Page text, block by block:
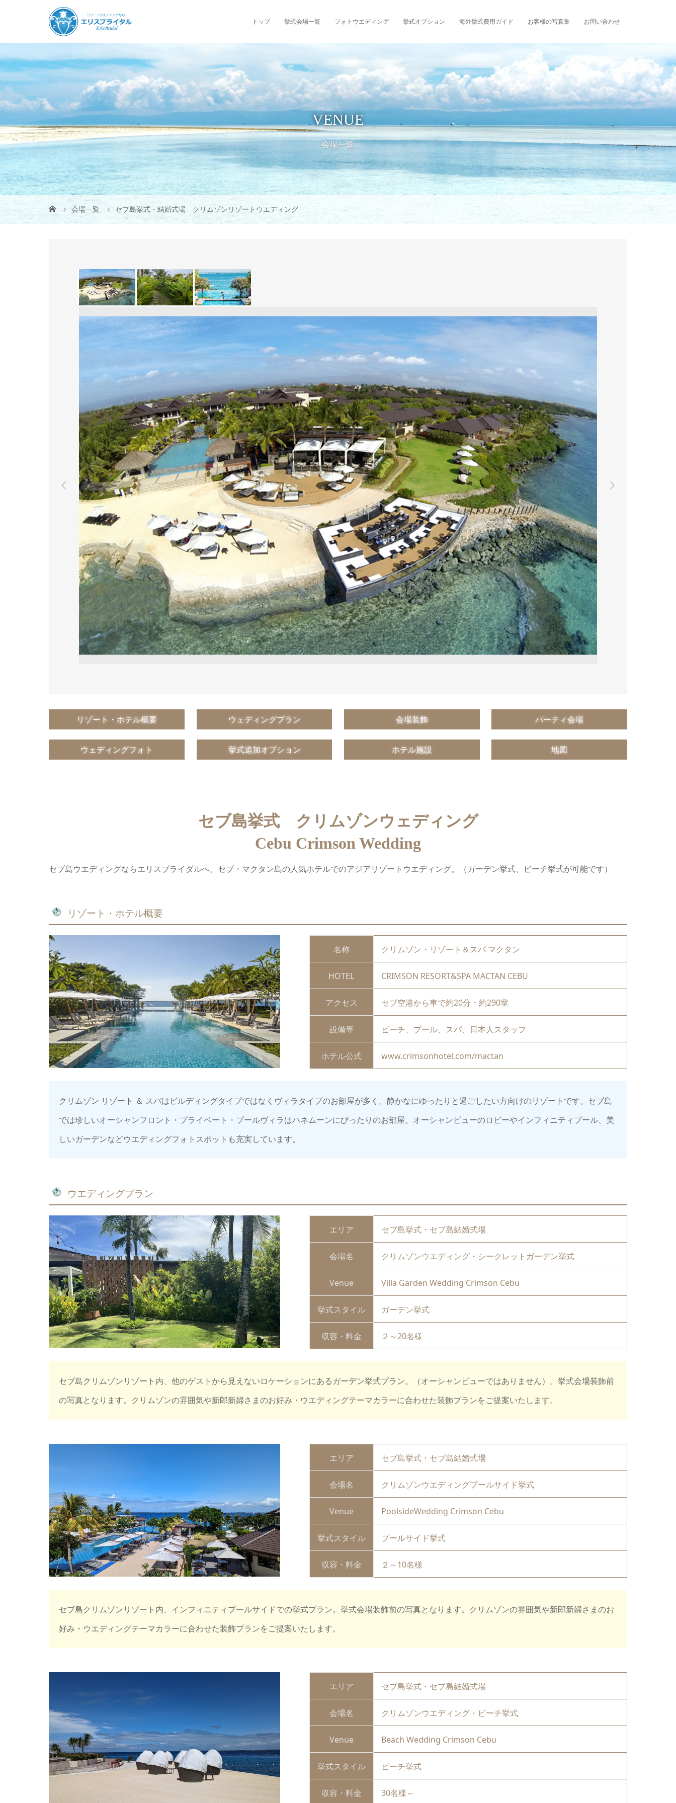
トップ 挙式会場一覧 フォトウエディング 挙式オプション 海外挙式費用ガイド お客様の写真集 お問い合わせ
VENUE
会場一覧
会場一覧 セブ島挙式・結婚式場 クリムゾンリゾートウエディング
リゾート・ホテル概要 ウェディングプラン 会場装飾 パーティ会場
ウェディングフォト 挙式追加オプション ホテル施設 地図
セブ島挙式 クリムゾンウェディング
Cebu Crimson Wedding
セブ島ウエディングならエリスブライダルへ。セブ・マクタン島の人気ホテルでのアジアリゾートウエディング。（ガーデン挙式、ビーチ挙式が可能です）
リゾート・ホテル概要
名称 クリムゾン・リゾート＆スパ マクタン
HOTEL CRIMSON RESORT&SPA MACTAN CEBU
アクセス セブ空港から車で約20分・約290室
設備等 ビーチ、プール、スパ、日本人スタッフ
ホテル公式 www.crimsonhotel.com/mactan
クリムゾン リゾート ＆ スパはビルディングタイプではなくヴィラタイプのお部屋が多く、静かなにゆったりと過ごしたい方向けのリゾートです。セブ島
では珍しいオーシャンフロント・プライベート・プールヴィラはハネムーンにぴったりのお部屋。オーシャンビューのロビーやインフィニティプール、美
しいガーデンなどウエディングフォトスポットも充実しています。
ウエディングプラン
エリア セブ島挙式・セブ島結婚式場
会場名 クリムゾンウエディング・シークレットガーデン挙式
Venue Villa Garden Wedding Crimson Cebu
挙式スタイル ガーデン挙式
収容・料金 ２～20名様
セブ島クリムゾンリゾート内、他のゲストから見えないロケーションにあるガーデン挙式プラン。（オーシャンビューではありません）。挙式会場装飾前
の写真となります。クリムゾンの雰囲気や新郎新婦さまのお好み・ウエディングテーマカラーに合わせた装飾プランをご提案いたします。
エリア セブ島挙式・セブ島結婚式場
会場名 クリムゾンウエディングプールサイド挙式
Venue PoolsideWedding Crimson Cebu
挙式スタイル プールサイド挙式
収容・料金 ２～10名様
セブ島クリムゾンリゾート内、インフィニティプールサイドでの挙式プラン。挙式会場装飾前の写真となります。クリムゾンの雰囲気や新郎新婦さまのお
好み・ウエディングテーマカラーに合わせた装飾プランをご提案いたします。
エリア セブ島挙式・セブ島結婚式場
会場名 クリムゾンウエディング・ビーチ挙式
Venue Beach Wedding Crimson Cebu
挙式スタイル ビーチ挙式
収容・料金 30名様～